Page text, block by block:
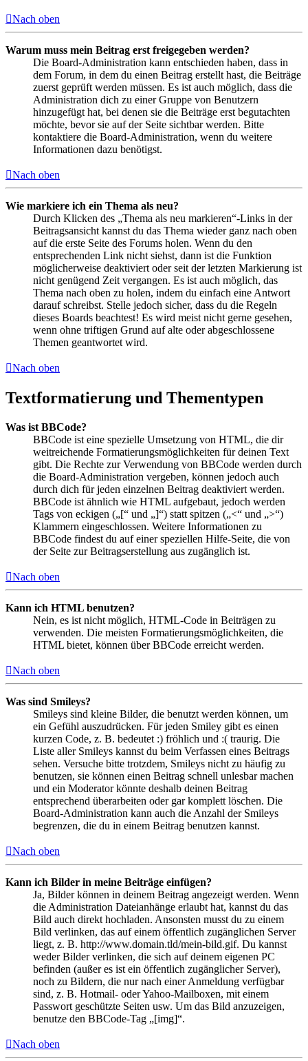
Nach oben
Warum muss mein Beitrag erst freigegeben werden?
Die Board-Administration kann entschieden haben, dass in
dem Forum, in dem du einen Beitrag erstellt hast, die Beiträge
zuerst geprüft werden müssen. Es ist auch möglich, dass die
Administration dich zu einer Gruppe von Benutzern
hinzugefügt hat, bei denen sie die Beiträge erst begutachten
möchte, bevor sie auf der Seite sichtbar werden. Bitte
kontaktiere die Board-Administration, wenn du weitere
Informationen dazu benötigst.
Nach oben
Wie markiere ich ein Thema als neu?
Durch Klicken des „Thema als neu markieren“-Links in der
Beitragsansicht kannst du das Thema wieder ganz nach oben
auf die erste Seite des Forums holen. Wenn du den
entsprechenden Link nicht siehst, dann ist die Funktion
möglicherweise deaktiviert oder seit der letzten Markierung ist
nicht genügend Zeit vergangen. Es ist auch möglich, das
Thema nach oben zu holen, indem du einfach eine Antwort
darauf schreibst. Stelle jedoch sicher, dass du die Regeln
dieses Boards beachtest! Es wird meist nicht gerne gesehen,
wenn ohne triftigen Grund auf alte oder abgeschlossene
Themen geantwortet wird.
Nach oben
Textformatierung und Thementypen
Was ist BBCode?
BBCode ist eine spezielle Umsetzung von HTML, die dir
weitreichende Formatierungsmöglichkeiten für deinen Text
gibt. Die Rechte zur Verwendung von BBCode werden durch
die Board-Administration vergeben, können jedoch auch
durch dich für jeden einzelnen Beitrag deaktiviert werden.
BBCode ist ähnlich wie HTML aufgebaut, jedoch werden
Tags von eckigen („[“ und „]“) statt spitzen („<“ und „>“)
Klammern eingeschlossen. Weitere Informationen zu
BBCode findest du auf einer speziellen Hilfe-Seite, die von
der Seite zur Beitragserstellung aus zugänglich ist.
Nach oben
Kann ich HTML benutzen?
Nein, es ist nicht möglich, HTML-Code in Beiträgen zu
verwenden. Die meisten Formatierungsmöglichkeiten, die
HTML bietet, können über BBCode erreicht werden.
Nach oben
Was sind Smileys?
Smileys sind kleine Bilder, die benutzt werden können, um
ein Gefühl auszudrücken. Für jeden Smiley gibt es einen
kurzen Code, z. B. bedeutet :) fröhlich und :( traurig. Die
Liste aller Smileys kannst du beim Verfassen eines Beitrags
sehen. Versuche bitte trotzdem, Smileys nicht zu häufig zu
benutzen, sie können einen Beitrag schnell unlesbar machen
und ein Moderator könnte deshalb deinen Beitrag
entsprechend überarbeiten oder gar komplett löschen. Die
Board-Administration kann auch die Anzahl der Smileys
begrenzen, die du in einem Beitrag benutzen kannst.
Nach oben
Kann ich Bilder in meine Beiträge einfügen?
Ja, Bilder können in deinem Beitrag angezeigt werden. Wenn
die Administration Dateianhänge erlaubt hat, kannst du das
Bild auch direkt hochladen. Ansonsten musst du zu einem
Bild verlinken, das auf einem öffentlich zugänglichen Server
liegt, z. B. http://www.domain.tld/mein-bild.gif. Du kannst
weder Bilder verlinken, die sich auf deinem eigenen PC
befinden (außer es ist ein öffentlich zugänglicher Server),
noch zu Bildern, die nur nach einer Anmeldung verfügbar
sind, z. B. Hotmail- oder Yahoo-Mailboxen, mit einem
Passwort geschützte Seiten usw. Um das Bild anzuzeigen,
benutze den BBCode-Tag „[img]“.
Nach oben